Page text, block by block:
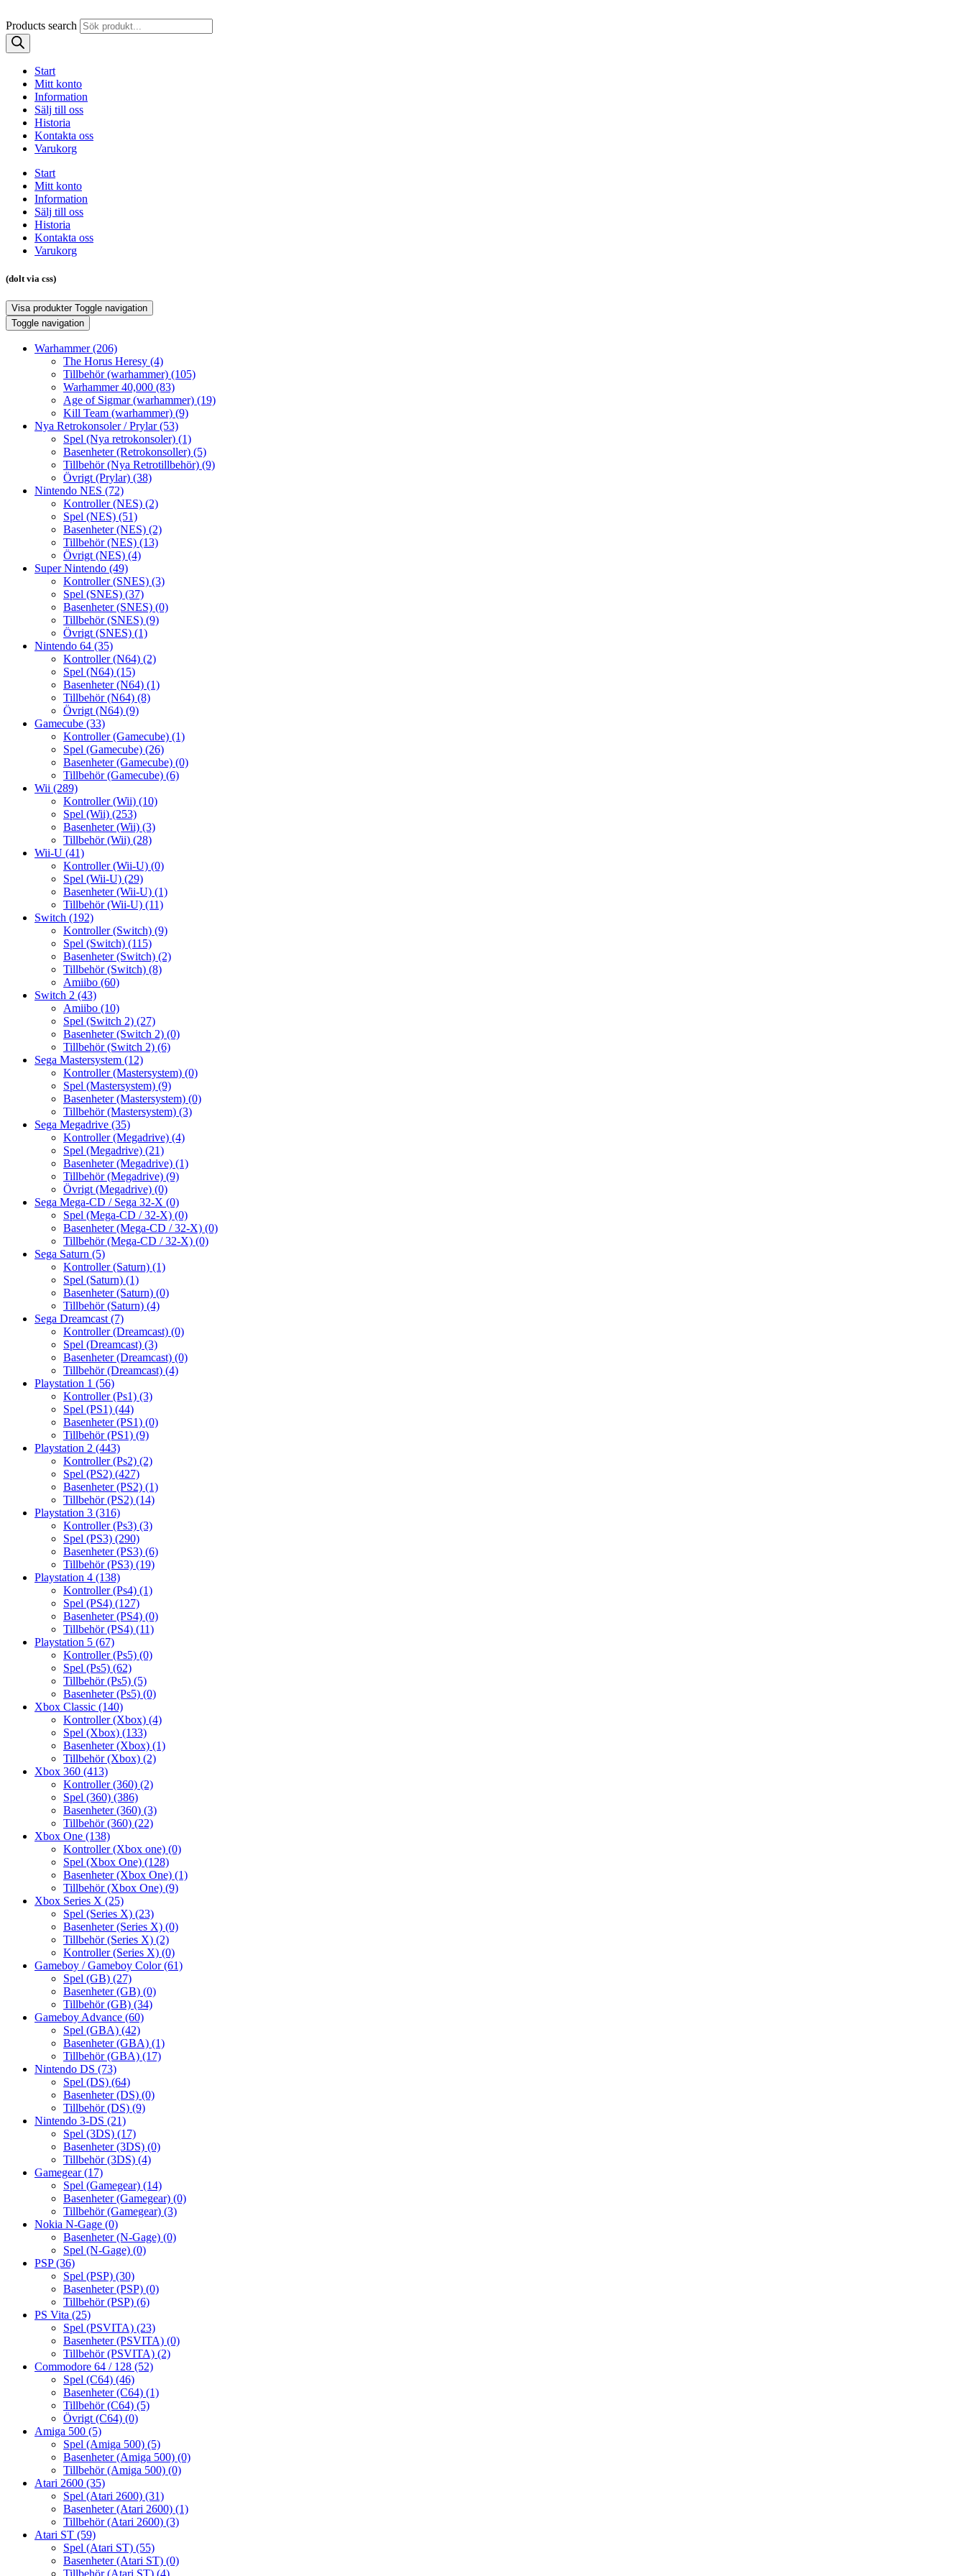
Products search
Start
Mitt konto
Information
Sälj till oss
Historia
Kontakta oss
Varukorg
Start
Mitt konto
Information
Sälj till oss
Historia
Kontakta oss
Varukorg
(dolt via css)
Visa produkter Toggle navigation
Toggle navigation
Warhammer(206)
The Horus Heresy (4)
Tillbehör (warhammer) (105)
Warhammer 40,000 (83)
Age of Sigmar (warhammer) (19)
Kill Team (warhammer) (9)
Nya Retrokonsoler / Prylar(53)
Spel (Nya retrokonsoler) (1)
Basenheter (Retrokonsoller) (5)
Tillbehör (Nya Retrotillbehör) (9)
Övrigt (Prylar) (38)
Nintendo NES (72)
Kontroller (NES) (2)
Spel (NES) (51)
Basenheter (NES) (2)
Tillbehör (NES) (13)
Övrigt (NES) (4)
Super Nintendo (49)
Kontroller (SNES) (3)
Spel (SNES) (37)
Basenheter (SNES) (0)
Tillbehör (SNES) (9)
Övrigt (SNES) (1)
Nintendo 64 (35)
Kontroller (N64) (2)
Spel (N64) (15)
Basenheter (N64) (1)
Tillbehör (N64) (8)
Övrigt (N64) (9)
Gamecube (33)
Kontroller (Gamecube) (1)
Spel (Gamecube) (26)
Basenheter (Gamecube) (0)
Tillbehör (Gamecube) (6)
Wii (289)
Kontroller (Wii) (10)
Spel (Wii) (253)
Basenheter (Wii) (3)
Tillbehör (Wii) (28)
Wii-U (41)
Kontroller (Wii-U) (0)
Spel (Wii-U) (29)
Basenheter (Wii-U) (1)
Tillbehör (Wii-U) (11)
Switch (192)
Kontroller (Switch) (9)
Spel (Switch) (115)
Basenheter (Switch) (2)
Tillbehör (Switch) (8)
Amiibo (60)
Switch 2 (43)
Amiibo (10)
Spel (Switch 2) (27)
Basenheter (Switch 2) (0)
Tillbehör (Switch 2) (6)
Sega Mastersystem (12)
Kontroller (Mastersystem) (0)
Spel (Mastersystem) (9)
Basenheter (Mastersystem) (0)
Tillbehör (Mastersystem) (3)
Sega Megadrive (35)
Kontroller (Megadrive) (4)
Spel (Megadrive) (21)
Basenheter (Megadrive) (1)
Tillbehör (Megadrive) (9)
Övrigt (Megadrive) (0)
Sega Mega-CD / Sega 32-X (0)
Spel (Mega-CD / 32-X) (0)
Basenheter (Mega-CD / 32-X) (0)
Tillbehör (Mega-CD / 32-X) (0)
Sega Saturn (5)
Kontroller (Saturn) (1)
Spel (Saturn) (1)
Basenheter (Saturn) (0)
Tillbehör (Saturn) (4)
Sega Dreamcast (7)
Kontroller (Dreamcast) (0)
Spel (Dreamcast) (3)
Basenheter (Dreamcast) (0)
Tillbehör (Dreamcast) (4)
Playstation 1 (56)
Kontroller (Ps1) (3)
Spel (PS1) (44)
Basenheter (PS1) (0)
Tillbehör (PS1) (9)
Playstation 2 (443)
Kontroller (Ps2) (2)
Spel (PS2) (427)
Basenheter (PS2) (1)
Tillbehör (PS2) (14)
Playstation 3 (316)
Kontroller (Ps3) (3)
Spel (PS3) (290)
Basenheter (PS3) (6)
Tillbehör (PS3) (19)
Playstation 4 (138)
Kontroller (Ps4) (1)
Spel (PS4) (127)
Basenheter (PS4) (0)
Tillbehör (PS4) (11)
Playstation 5 (67)
Kontroller (Ps5) (0)
Spel (Ps5) (62)
Tillbehör (Ps5) (5)
Basenheter (Ps5) (0)
Xbox Classic (140)
Kontroller (Xbox) (4)
Spel (Xbox) (133)
Basenheter (Xbox) (1)
Tillbehör (Xbox) (2)
Xbox 360 (413)
Kontroller (360) (2)
Spel (360) (386)
Basenheter (360) (3)
Tillbehör (360) (22)
Xbox One (138)
Kontroller (Xbox one) (0)
Spel (Xbox One) (128)
Basenheter (Xbox One) (1)
Tillbehör (Xbox One) (9)
Xbox Series X (25)
Spel (Series X) (23)
Basenheter (Series X) (0)
Tillbehör (Series X) (2)
Kontroller (Series X) (0)
Gameboy / Gameboy Color(61)
Spel (GB) (27)
Basenheter (GB) (0)
Tillbehör (GB) (34)
Gameboy Advance (60)
Spel (GBA) (42)
Basenheter (GBA) (1)
Tillbehör (GBA) (17)
Nintendo DS (73)
Spel (DS) (64)
Basenheter (DS) (0)
Tillbehör (DS) (9)
Nintendo 3-DS (21)
Spel (3DS) (17)
Basenheter (3DS) (0)
Tillbehör (3DS) (4)
Gamegear(17)
Spel (Gamegear) (14)
Basenheter (Gamegear) (0)
Tillbehör (Gamegear) (3)
Nokia N-Gage (0)
Basenheter (N-Gage) (0)
Spel (N-Gage) (0)
PSP(36)
Spel (PSP) (30)
Basenheter (PSP) (0)
Tillbehör (PSP) (6)
PS Vita (25)
Spel (PSVITA) (23)
Basenheter (PSVITA) (0)
Tillbehör (PSVITA) (2)
Commodore 64 / 128 (52)
Spel (C64) (46)
Basenheter (C64) (1)
Tillbehör (C64) (5)
Övrigt (C64) (0)
Amiga 500 (5)
Spel (Amiga 500) (5)
Basenheter (Amiga 500) (0)
Tillbehör (Amiga 500) (0)
Atari 2600 (35)
Spel (Atari 2600) (31)
Basenheter (Atari 2600) (1)
Tillbehör (Atari 2600) (3)
Atari ST (59)
Spel (Atari ST) (55)
Basenheter (Atari ST) (0)